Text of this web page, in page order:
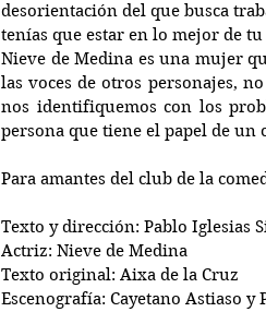
desorientación del que busca
tenías que estar en lo mejor de
Nieve de Medina es una mujer
las voces de otros personajes,
nos identifiquemos con los
persona que tiene el papel de un
Para amantes del club de la
Texto y dirección: Pablo Iglesias
Actriz: Nieve de Medina
Texto original: Aixa de la Cruz
Escenografía: Cayetano Astiaso y